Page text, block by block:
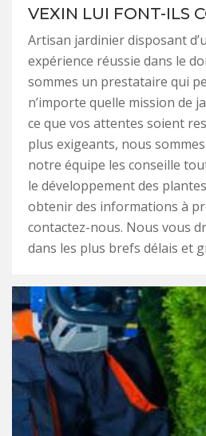
VEXIN LUI FONT-ILS
Artisan jardinier disposant
expérience réussie dans le
sommes un prestataire qui
n’importe quelle mission de
ce que vos attentes soient
plus exigeants, nous
notre équipe les conseille
le développement des
obtenir des informations à
contactez-nous. Nous vous
dans les plus brefs délais et